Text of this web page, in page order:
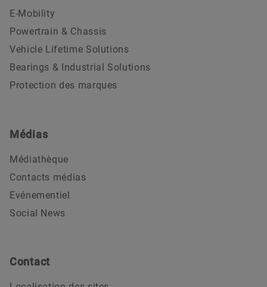
E-Mobility
Powertrain & Chassis
Vehicle Lifetime Solutions
Bearings & Industrial Solutions
Protection des marques
Médias
Médiathèque
Contacts médias
Evénementiel
Social News
Contact